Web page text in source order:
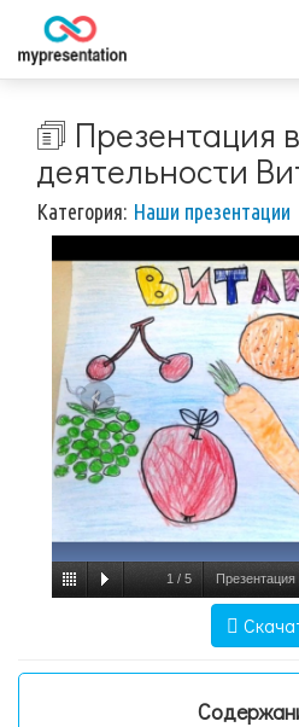
🗊 Презентация
деятельности
Категория: Наши презентации
1 / 5